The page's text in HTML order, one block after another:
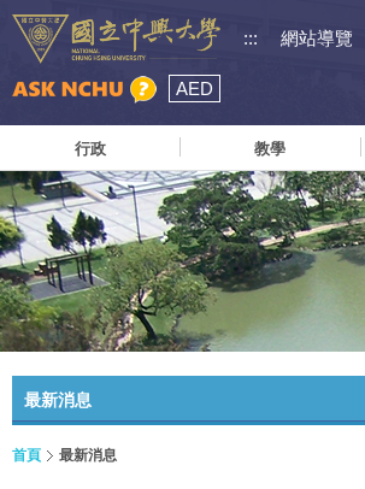
::: 網站導覽
AED
行政 教學
最新消息
首頁 最新消息